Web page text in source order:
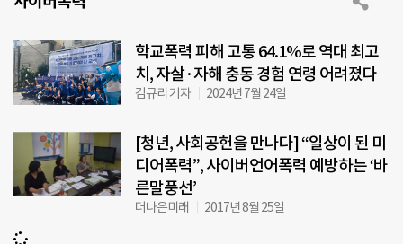
학교폭력 피해 고통 64.1%로 역대 최고
치, 자살·자해 충동 경험 연령 어려졌다
김규리 기자 2024년 7월 24일
[청년, 사회공헌을 만나다] “일상이 된 미
디어폭력”, 사이버언어폭력 예방하는 ‘바
른말풍선’
더나은미래 2017년 8월 25일